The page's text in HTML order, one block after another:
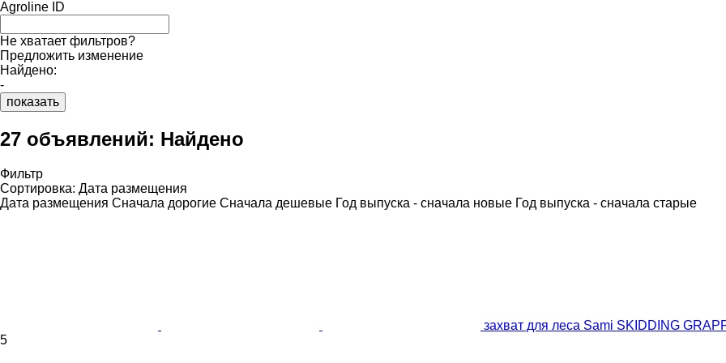
Agroline ID
Не хватает фильтров?
Предложить изменение
Найдено:
-
показать
27 объявлений: Найдено
Фильтр
Сортировка: Дата размещения
Дата размещения Сначала дорогие Сначала дешевые Год выпуска - сначала новые Год выпуска - сначала старые
захват для леса Sami SKIDDING
5